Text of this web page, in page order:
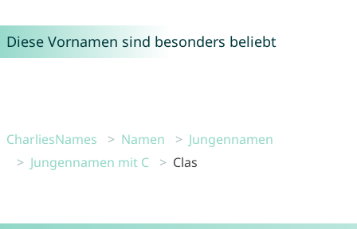
Diese Vornamen sind besonders beliebt
CharliesNames Namen
Jungennamen
Jungennamen mit C
Clas